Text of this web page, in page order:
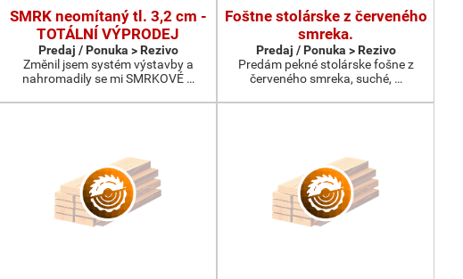
SMRK neomítaný tl. 3,2 cm -
TOTÁLNÍ VÝPRODEJ
Predaj / Ponuka > Rezivo
Změnil jsem systém výstavby a
nahromadily se mi SMRKOVÉ …
Foštne stolárske z červeného
smreka.
Predaj / Ponuka > Rezivo
Predám pekné stolárske fošne z
červeného smreka, suché, …